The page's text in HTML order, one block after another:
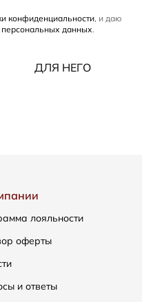
конфиденциальности, и даю
персональных данных.
ДЛЯ НЕГО
лояльности
оферты
и ответы